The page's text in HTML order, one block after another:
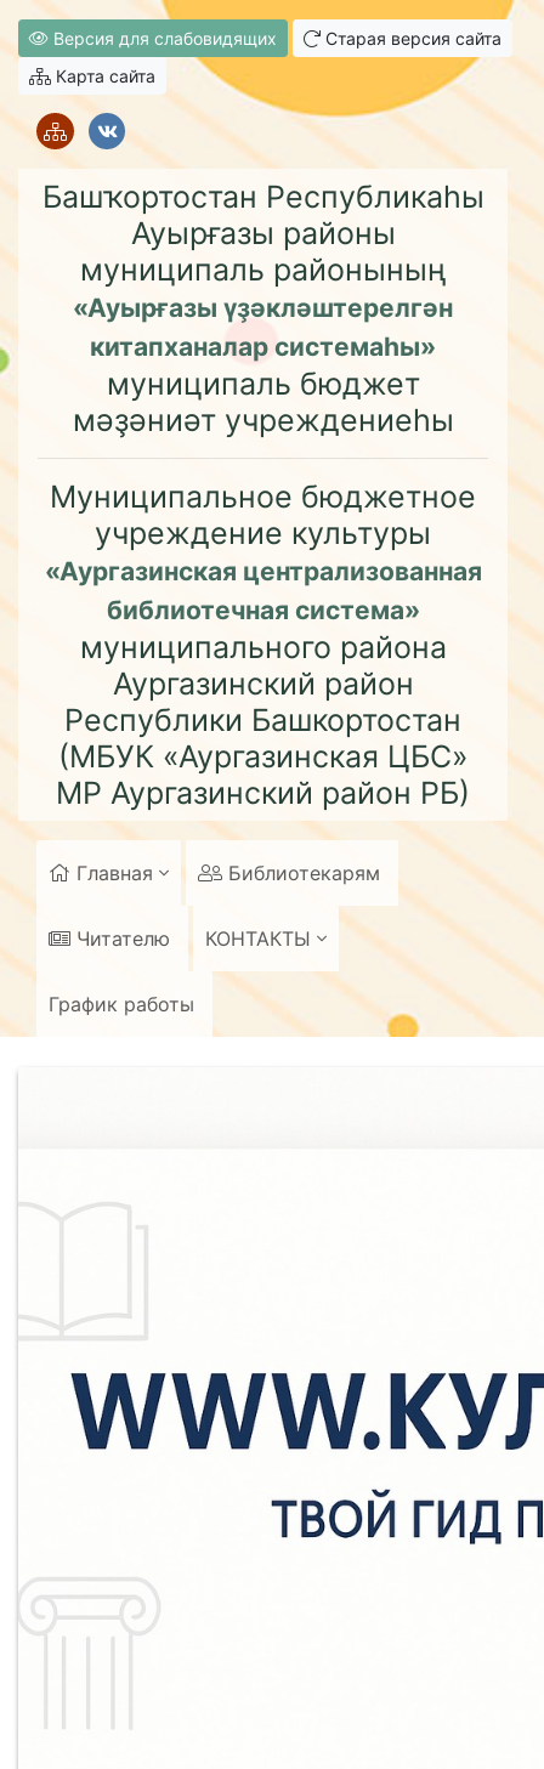
Версия для слабовидящих
Старая версия сайта
Карта сайта
Башҡортостан Республикаһы
Ауырғазы районы
муниципаль районының
«Ауырғазы үҙәкләштерелгән
китапханалар системаһы»
муниципаль бюджет
мәҙәниәт учреждениеһы
Муниципальное бюджетное
учреждение культуры
«Аургазинская централизованная
библиотечная система»
муниципального района
Аургазинский район
Республики Башкортостан
(МБУК «Аургазинская ЦБС»
МР Аургазинский район РБ)
Главная Библиотекарям
Читателю КОНТАКТЫ
График работы